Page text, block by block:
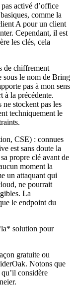
activé d’office
comme la
A pour un client
Cependant, il est
les clés, cela
de chiffrement
sous le nom de Bring
pas à mon sens
à la précédente.
ne stockent pas les
techniquement le
CSE) : connues
est sans doute la
propre clé avant de
moment la
un attaquant qui
ne pourrait
La
le endpoint du
solution pour
gratuite ou
Notons que
considère